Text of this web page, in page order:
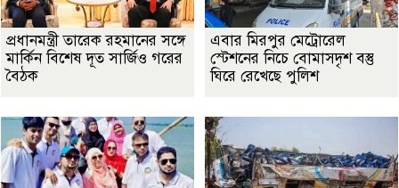
প্রধানমন্ত্রী তারেক রহমানের সঙ্গে
মার্কিন বিশেষ দূত সার্জিও গরের
বৈঠক
এবার মিরপুর মেট্রোরেল
স্টেশনের নিচে বোমাসদৃশ বস্তু
ঘিরে রেখেছে পুলিশ